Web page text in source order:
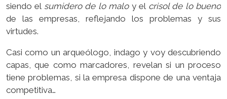
siendo el sumidero de lo maloy el crisol de lo bueno
de las empresas, reflejando los problemas y sus
virtudes.
Casi como un arqueólogo, indago y voy descubriendo
capas, que como marcadores, revelan si un proceso
tiene problemas, si la empresa dispone de una ventaja
competitiva…